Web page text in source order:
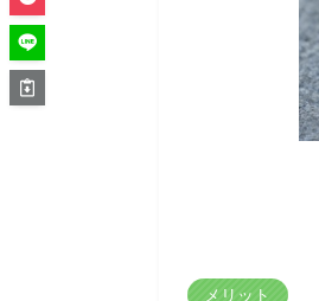
メリット